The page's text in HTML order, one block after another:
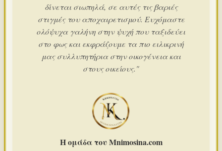
δίνεται σιωπηλά, σε αυτές τις βαριές
στιγμές του αποχαιρετισμού. Ευχόμαστε
ολόψυχα γαλήνη στην ψυχή που ταξιδεύει
στο φως και εκφράζουμε τα πιο ειλικρινή
μας συλλυπητήρια στην οικογένεια και
στους οικείους."
Η ομάδα του Mnimosina.com